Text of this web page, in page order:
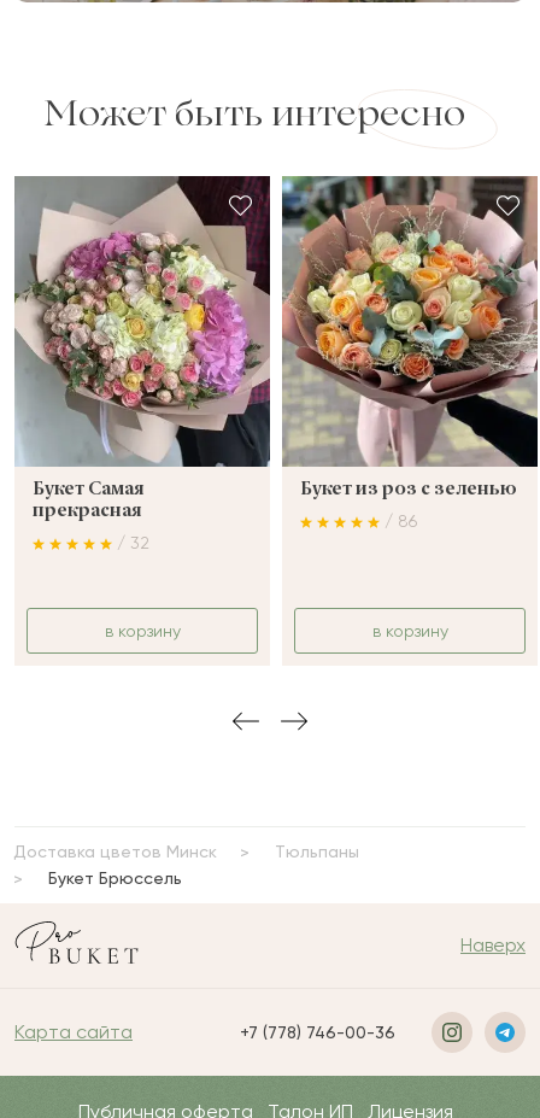
Может быть интересно
Букет Самая
прекрасная
/ 32
в корзину
Букет из роз с зеленью
/ 86
в корзину
Доставка цветов Минск
Тюльпаны
Букет Брюссель
Наверх
Карта сайта +7 (778) 746-00-36
Публичная оферта Талон ИП Лицензия